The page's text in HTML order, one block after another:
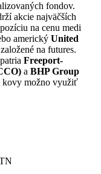
fondov.
akcie najväčších
na cenu medi
americký United
na futures.
Freeport-
a BHP Group
kovy možno využiť